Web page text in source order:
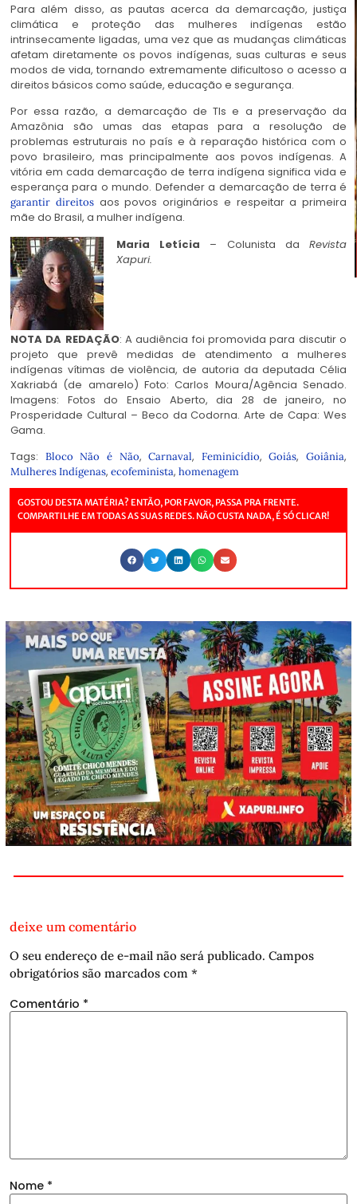
Para além disso, as pautas acerca da demarcação, justiça
climática e proteção das mulheres indígenas estão
intrinsecamente ligadas, uma vez que as mudanças climáticas
afetam diretamente os povos indígenas, suas culturas e seus
modos de vida, tornando extremamente dificultoso o acesso a
direitos básicos como saúde, educação e segurança.
Por essa razão, a demarcação de TIs e a preservação da
Amazônia são umas das etapas para a resolução de
problemas estruturais no país e à reparação histórica com o
povo brasileiro, mas principalmente aos povos indígenas. A
vitória em cada demarcação de terra indígena significa vida e
esperança para o mundo. Defender a demarcação de terra é
garantir direitosaos povos originários e respeitar a primeira
mãe do Brasil, a mulher indígena.
Maria Letícia – Colunista daRevista
Xapuri.
NOTA DA REDAÇÃO: A audiência foi promovida para discutir o
projeto que prevê medidas de atendimento a mulheres
indígenas vítimas de violência, de autoria da deputada Célia
Xakriabá (de amarelo) Foto: Carlos Moura/Agência Senado.
Imagens: Fotos do Ensaio Aberto, dia 28 de janeiro, no
Prosperidade Cultural – Beco da Codorna. Arte de Capa: Wes
Gama.
Tags: Bloco Não é Não,Carnaval, Feminicídio,Goiás, Goiânia,
Mulheres Indígenas, ecofeminista, homenagem
GOSTOU DESTA MATÉRIA? ENTÃO, POR FAVOR, PASSA PRA FRENTE.
COMPARTILHE EM TODAS AS SUAS REDES. NÃO CUSTA NADA, É SÓ CLICAR!
deixe um comentário
O seu endereço de e-mail não será publicado. Campos
obrigatórios são marcados com *
Comentário *
Nome *